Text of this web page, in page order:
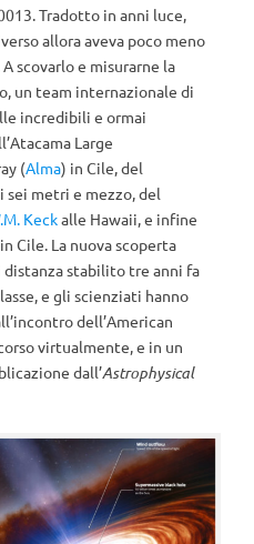
Tradotto in anni luce,
allora aveva poco meno
scovarlo e misurarne la
un team internazionale di
incredibili e ormai
Large
(Alma) in Cile, del
sei metri e mezzo, del
Keckalle Hawaii, e infine
Cile. La nuova scoperta
stabilito tre anni fa
e gli scienziati hanno
dell’American
virtualmente, e in un
dall’Astrophysical